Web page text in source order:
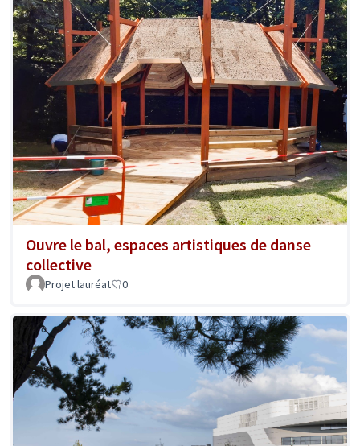
Ouvre le bal, espaces artistiques de danse
collective
Projet lauréat 0